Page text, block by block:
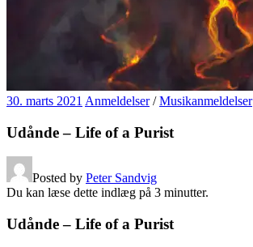
30. marts 2021 Anmeldelser/Musikanmeldelser
Udånde – Life of a Purist
Posted by Peter Sandvig
Du kan læse dette indlæg på 3 minutter.
Udånde – Life of a Purist